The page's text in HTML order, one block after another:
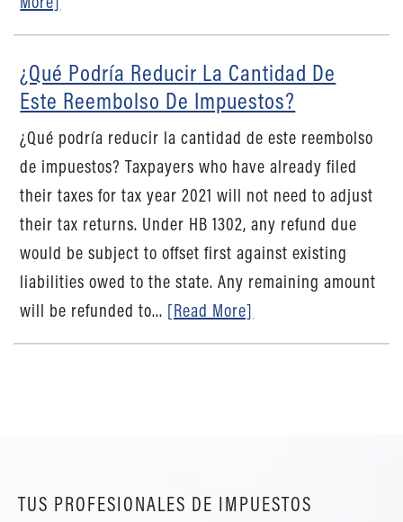
¿Qué Podría Reducir La Cantidad De
Este Reembolso De Impuestos?
¿Qué podría reducir la cantidad de este reembolso
de impuestos? Taxpayers who have already filed
their taxes for tax year 2021 will not need to adjust
their tax returns. Under HB 1302, any refund due
would be subject to offset first against existing
liabilities owed to the state. Any remaining amount
will be refunded to... [Read More]
TUS PROFESIONALES DE IMPUESTOS